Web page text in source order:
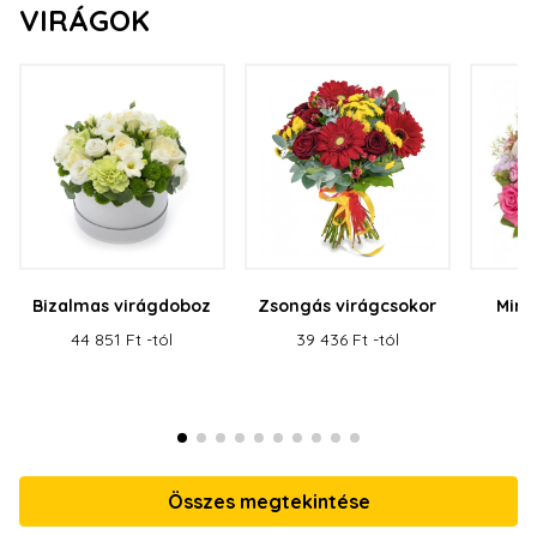
VIRÁGOK
Bizalmas virágdoboz
44 851 Ft -tól
Zsongás virágcsokor
39 436 Ft -tól
Összes megtekintése